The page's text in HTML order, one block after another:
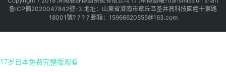
魯ICP備2020047842號-3 地址：山東省濟南市章丘區圣井高科技園經十東路
18001號? ? ? ? 郵箱：15966620555@163.com
17岁日本免费完整版观看